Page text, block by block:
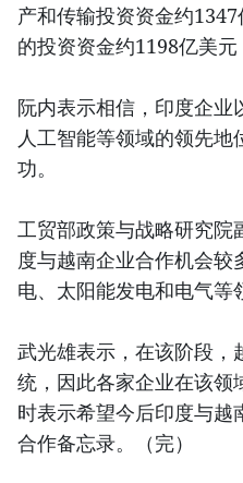
产和传输投资资金约
的投资资金约1198亿美元
阮内表示相信，印度企业
人工智能等领域的领先
功。
工贸部政策与战略研究院
度与越南企业合作机会
电、太阳能发电和电气等
武光雄表示，在该阶段，
统，因此各家企业在该领
时表示希望今后印度与越
合作备忘录。（完）